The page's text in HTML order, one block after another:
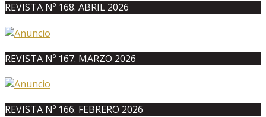
REVISTA Nº 168. ABRIL 2026
REVISTA Nº 167. MARZO 2026
REVISTA Nº 166. FEBRERO 2026